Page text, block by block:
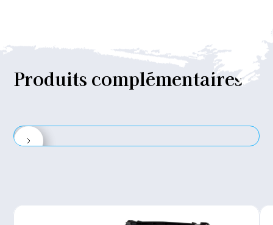
Produits complémentaires